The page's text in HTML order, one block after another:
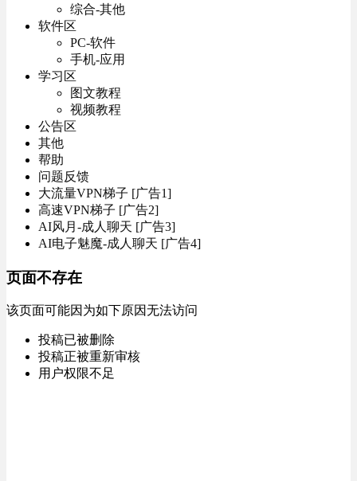
综合-其他
软件区
PC-软件
手机-应用
学习区
图文教程
视频教程
公告区
其他
帮助
问题反馈
大流量VPN梯子 [广告1]
高速VPN梯子 [广告2]
AI风月-成人聊天 [广告3]
AI电子魅魔-成人聊天 [广告4]
页面不存在
该页面可能因为如下原因无法访问
投稿已被删除
投稿正被重新审核
用户权限不足